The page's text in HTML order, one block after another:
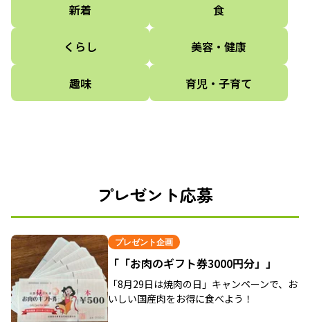
新着 食
くらし 美容・健康
趣味 育児・子育て
プレゼント応募
プレゼント企画
「「お肉のギフト券3000円分」」
「8月29日は焼肉の日」キャンペーンで、お
いしい国産肉をお得に食べよう！